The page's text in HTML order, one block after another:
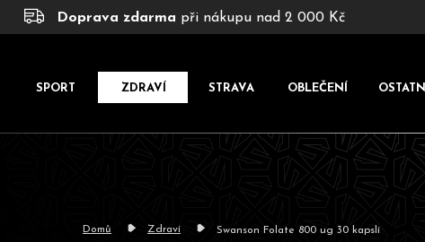
Přejít
Doprava zdarma při nákupu nad 2 000 Kč
SPORT ZDRAVÍ STRAVA OBLEČENÍ OSTATNÍ
Domů Zdraví Swanson Folate 800 ug 30 kapslí
o